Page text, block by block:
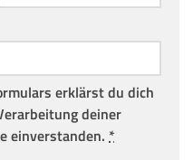
erklärst du dich
deiner
einverstanden. *